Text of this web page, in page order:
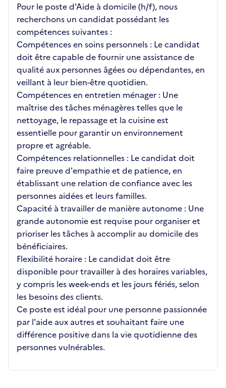
Pour le poste d'Aide à domicile (h/f), nous
recherchons un candidat possédant les
compétences suivantes :
Compétences en soins personnels : Le candidat
doit être capable de fournir une assistance de
qualité aux personnes âgées ou dépendantes, en
veillant à leur bien-être quotidien.
Compétences en entretien ménager : Une
maîtrise des tâches ménagères telles que le
nettoyage, le repassage et la cuisine est
essentielle pour garantir un environnement
propre et agréable.
Compétences relationnelles : Le candidat doit
faire preuve d'empathie et de patience, en
établissant une relation de confiance avec les
personnes aidées et leurs familles.
Capacité à travailler de manière autonome : Une
grande autonomie est requise pour organiser et
prioriser les tâches à accomplir au domicile des
bénéficiaires.
Flexibilité horaire : Le candidat doit être
disponible pour travailler à des horaires variables,
y compris les week-ends et les jours fériés, selon
les besoins des clients.
Ce poste est idéal pour une personne passionnée
par l'aide aux autres et souhaitant faire une
différence positive dans la vie quotidienne des
personnes vulnérables.